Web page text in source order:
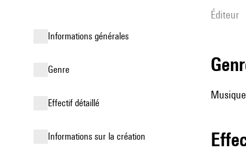
informations générales
genre
effectif détaillé
informations sur la création
éditeur